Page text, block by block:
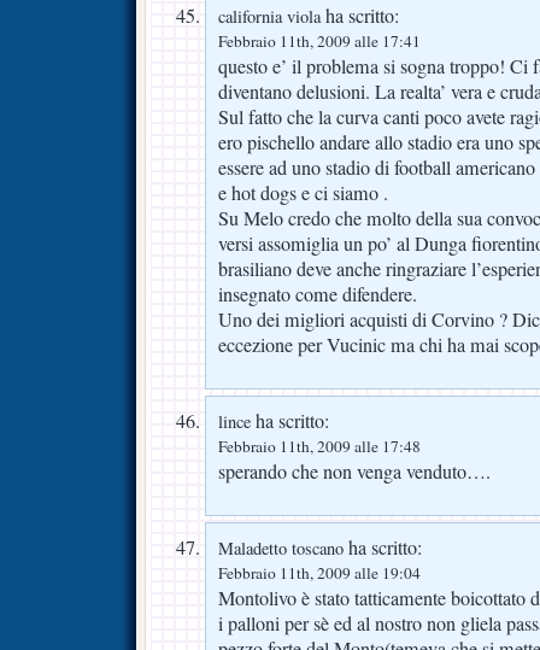
california violaha scritto:
Febbraio 11th, 2009 alle 17:41
questo e’ il problema si sogna troppo!
diventano delusioni. La realta’ vera e
Sul fatto che la curva canti poco avete
ero pischello andare allo stadio era uno
essere ad uno stadio di football
e hot dogs e ci siamo .
Su Melo credo che molto della sua
versi assomiglia un po’ al Dunga
brasiliano deve anche ringraziare
insegnato come difendere.
Uno dei migliori acquisti di Corvino ?
eccezione per Vucinic ma chi ha mai
lince ha scritto:
Febbraio 11th, 2009 alle 17:48
sperando che non venga venduto….
Maladetto toscano ha scritto:
Febbraio 11th, 2009 alle 19:04
Montolivo è stato tatticamente boicottato
i palloni per sè ed al nostro non gliela